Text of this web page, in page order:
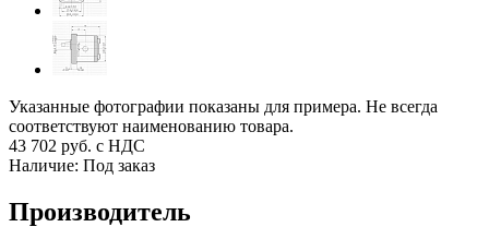
Указанные фотографии показаны для примера. Не всегда
соответствуют наименованию товара.
43 702 руб. с НДС
Наличие: Под заказ
Производитель